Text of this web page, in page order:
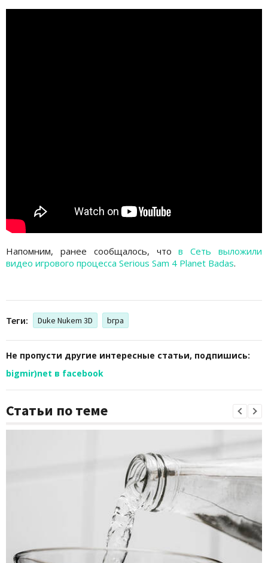
Напомним, ранее сообщалось, чтов Сеть выложили
видео игрового процесса Serious Sam 4 Planet Badas.
Теги: Duke Nukem 3D bгра
Не пропусти другие интересные статьи, подпишись:
bigmir)net в facebook
Статьи по теме